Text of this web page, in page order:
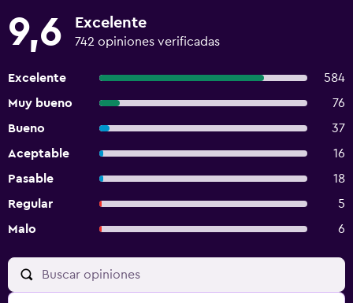
9,6 Excelente
742 opiniones verificadas
Excelente
584
Muy bueno
76
Bueno
37
Aceptable
16
Pasable
18
Regular
5
Malo
6